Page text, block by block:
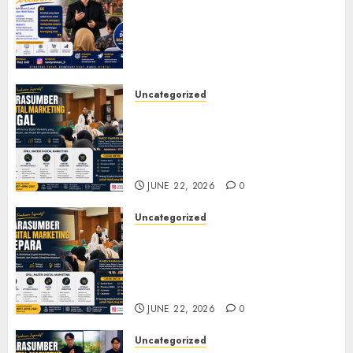
Uncategorized
JUNE 22, 2026 0
Uncategorized
JUNE 22, 2026 0
Uncategorized